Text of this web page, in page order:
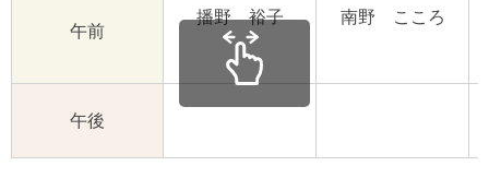
午前
播野 裕子 南野 こころ
午後